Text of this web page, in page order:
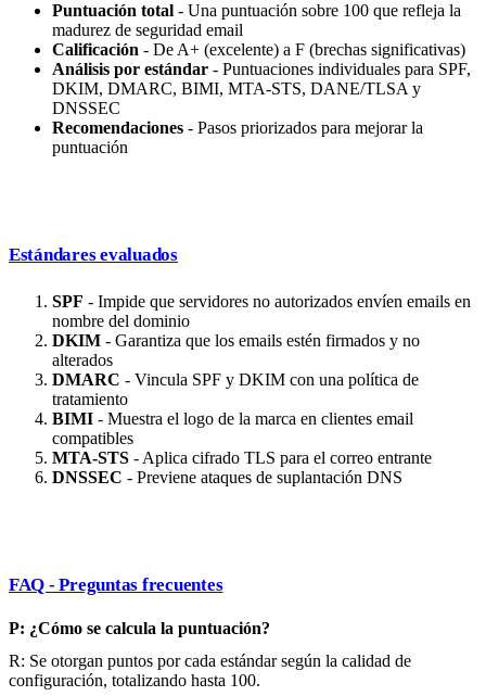
Puntuación total - Una puntuación sobre 100 que refleja la
madurez de seguridad email
Calificación - De A+ (excelente) a F (brechas significativas)
Análisis por estándar - Puntuaciones individuales para SPF,
DKIM, DMARC, BIMI, MTA-STS, DANE/TLSA y
DNSSEC
Recomendaciones - Pasos priorizados para mejorar la
puntuación
Estándares evaluados
SPF - Impide que servidores no autorizados envíen emails en
nombre del dominio
DKIM - Garantiza que los emails estén firmados y no
alterados
DMARC - Vincula SPF y DKIM con una política de
tratamiento
BIMI - Muestra el logo de la marca en clientes email
compatibles
MTA-STS - Aplica cifrado TLS para el correo entrante
DNSSEC - Previene ataques de suplantación DNS
FAQ - Preguntas frecuentes
P: ¿Cómo se calcula la puntuación?
R: Se otorgan puntos por cada estándar según la calidad de
configuración, totalizando hasta 100.